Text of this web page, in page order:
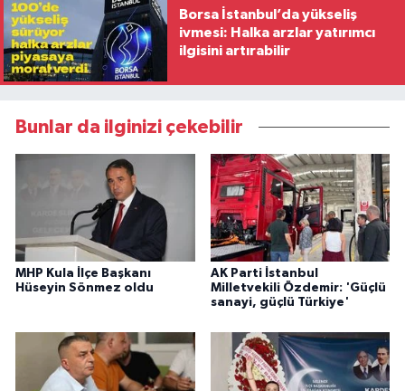
Borsa İstanbul’da yükseliş
ivmesi: Halka arzlar yatırımcı
ilgisini artırabilir
Bunlar da ilginizi çekebilir
MHP Kula İlçe Başkanı
Hüseyin Sönmez oldu
AK Parti İstanbul
Milletvekili Özdemir: 'Güçlü
sanayi, güçlü Türkiye'